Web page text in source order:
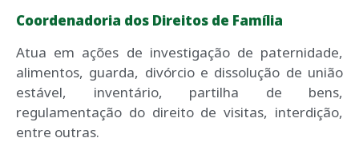
Coordenadoria dos Direitos de Família
Atua em ações de investigação de paternidade,
alimentos, guarda, divórcio e dissolução de união
estável, inventário, partilha de bens,
regulamentação do direito de visitas, interdição,
entre outras.